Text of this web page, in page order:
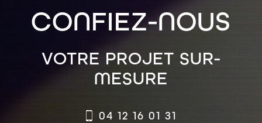
CONFIEZ-NOUS
VOTRE PROJET SUR-
MESURE
04 12 16 01 31